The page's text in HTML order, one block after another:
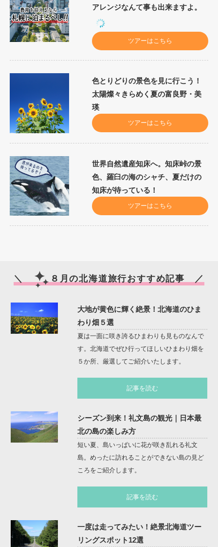
アレンジなんて事も出来ますよ。
ツアーはこちら
色とりどりの景色を見に行こう！
太陽燦々きらめく夏の富良野・美
瑛
ツアーはこちら
世界自然遺産知床へ。知床峠の景
色、羅臼の海のシャチ、夏だけの
知床が待っている！
ツアーはこちら
＼ ８月の北海道旅行おすすめ記事 ／
大地が黄色に輝く絶景！北海道のひま
わり畑５選
夏は一面に咲き誇るひまわりも見ものなんで
す。北海道でぜひ行ってほしいひまわり畑を
５か所、厳選してご紹介いたします。
記事を読む
シーズン到来！礼文島の観光｜日本最
北の島の楽しみ方
短い夏、島いっぱいに花が咲き乱れる礼文
島。めったに訪れることができない島の見ど
ころをご紹介します。
記事を読む
一度は走ってみたい！絶景北海道ツー
リングスポット12選